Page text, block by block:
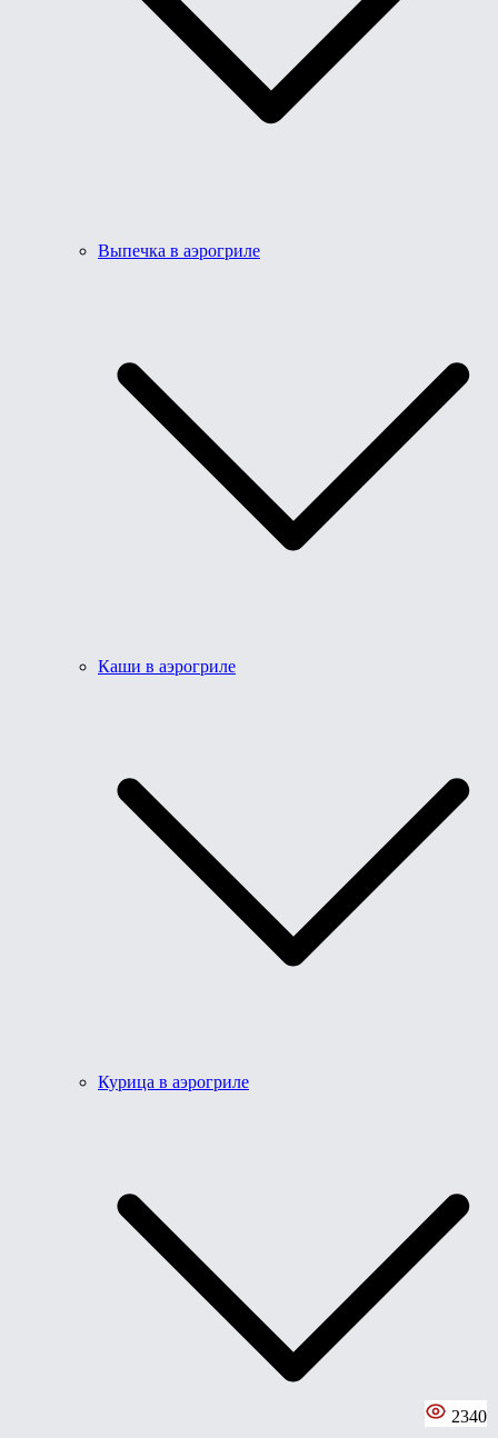
Выпечка в аэрогриле
Каши в аэрогриле
Курица в аэрогриле
2340